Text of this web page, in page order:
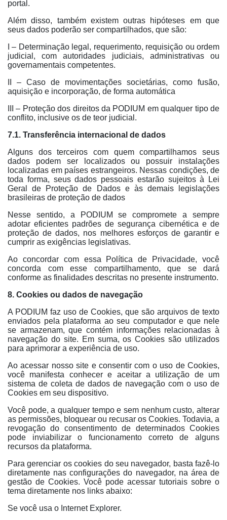
portal.
Além disso, também existem outras hipóteses em que
seus dados poderão ser compartilhados, que são:
I – Determinação legal, requerimento, requisição ou ordem
judicial, com autoridades judiciais, administrativas ou
governamentais competentes.
II – Caso de movimentações societárias, como fusão,
aquisição e incorporação, de forma automática
III – Proteção dos direitos da PODIUM em qualquer tipo de
conflito, inclusive os de teor judicial.
7.1. Transferência internacional de dados
Alguns dos terceiros com quem compartilhamos seus
dados podem ser localizados ou possuir instalações
localizadas em países estrangeiros. Nessas condições, de
toda forma, seus dados pessoais estarão sujeitos à Lei
Geral de Proteção de Dados e às demais legislações
brasileiras de proteção de dados
Nesse sentido, a PODIUM se compromete a sempre
adotar eficientes padrões de segurança cibernética e de
proteção de dados, nos melhores esforços de garantir e
cumprir as exigências legislativas.
Ao concordar com essa Política de Privacidade, você
concorda com esse compartilhamento, que se dará
conforme as finalidades descritas no presente instrumento.
8. Cookies ou dados de navegação
A PODIUM faz uso de Cookies, que são arquivos de texto
enviados pela plataforma ao seu computador e que nele
se armazenam, que contém informações relacionadas à
navegação do site. Em suma, os Cookies são utilizados
para aprimorar a experiência de uso.
Ao acessar nosso site e consentir com o uso de Cookies,
você manifesta conhecer e aceitar a utilização de um
sistema de coleta de dados de navegação com o uso de
Cookies em seu dispositivo.
Você pode, a qualquer tempo e sem nenhum custo, alterar
as permissões, bloquear ou recusar os Cookies. Todavia, a
revogação do consentimento de determinados Cookies
pode inviabilizar o funcionamento correto de alguns
recursos da plataforma.
Para gerenciar os cookies do seu navegador, basta fazê-lo
diretamente nas configurações do navegador, na área de
gestão de Cookies. Você pode acessar tutoriais sobre o
tema diretamente nos links abaixo:
Se você usa o Internet Explorer.